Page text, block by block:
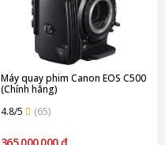
Máy quay phim Canon EOS C500
(Chính hãng)
4.8/5
(65)